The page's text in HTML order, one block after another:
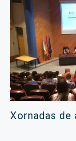
Xornadas